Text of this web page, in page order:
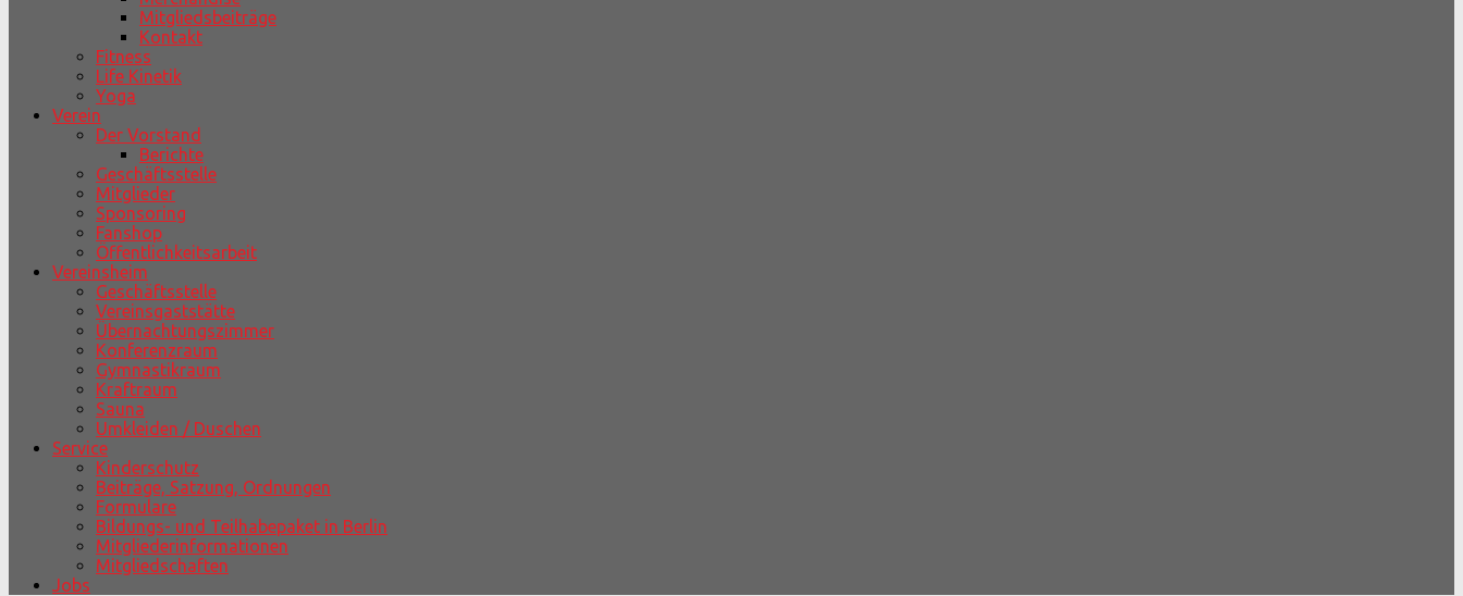
Mitgliedsbeiträge
Kontakt
Fitness
Life Kinetik
Yoga
Verein
Der Vorstand
Berichte
Geschäftsstelle
Mitglieder
Sponsoring
Fanshop
Öffentlichkeitsarbeit
Vereinsheim
Geschäftsstelle
Vereinsgaststätte
Übernachtungszimmer
Konferenzraum
Gymnastikraum
Kraftraum
Sauna
Umkleiden / Duschen
Service
Kinderschutz
Beiträge, Satzung, Ordnungen
Formulare
Bildungs- und Teilhabepaket in Berlin
Mitgliederinformationen
Mitgliedschaften
Jobs